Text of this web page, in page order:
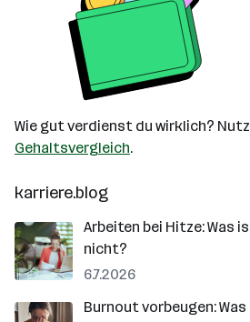
Wie gut verdienst du wirklich?
Gehaltsvergleich.
karriere.blog
Arbeiten bei Hitze: Was
nicht?
6.7.2026
Burnout vorbeugen: